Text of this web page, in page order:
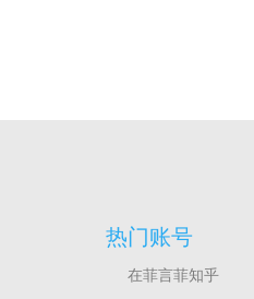
热门账号
在菲言菲知乎